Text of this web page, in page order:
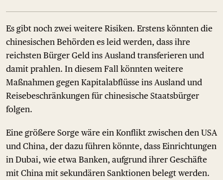
Es gibt noch zwei weitere Risiken. Erstens könnten die
chinesischen Behörden es leid werden, dass ihre
reichsten Bürger Geld ins Ausland transferieren und
damit prahlen. In diesem Fall könnten weitere
Maßnahmen gegen Kapitalabflüsse ins Ausland und
Reisebeschränkungen für chinesische Staatsbürger
folgen.
Eine größere Sorge wäre ein Konflikt zwischen den USA
und China, der dazu führen könnte, dass Einrichtungen
in Dubai, wie etwa Banken, aufgrund ihrer Geschäfte
mit China mit sekundären Sanktionen belegt werden.